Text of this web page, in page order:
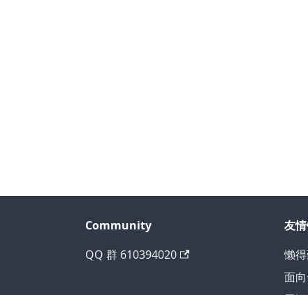
Community
QQ 群 610394020
友
懒
面